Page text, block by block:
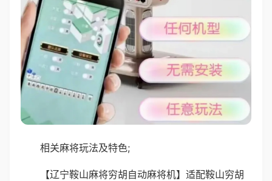
相关麻将玩法及特色;
【辽宁鞍山麻将穷胡自动麻将机】适配鞍山穷胡